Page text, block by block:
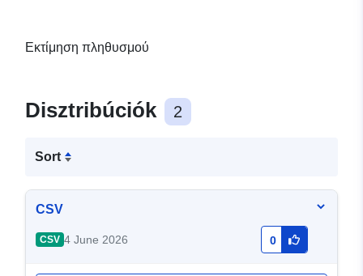
Εκτίμηση πληθυσμού
Disztribúciók 2
Sort
CSV
CSV 4 June 2026 0